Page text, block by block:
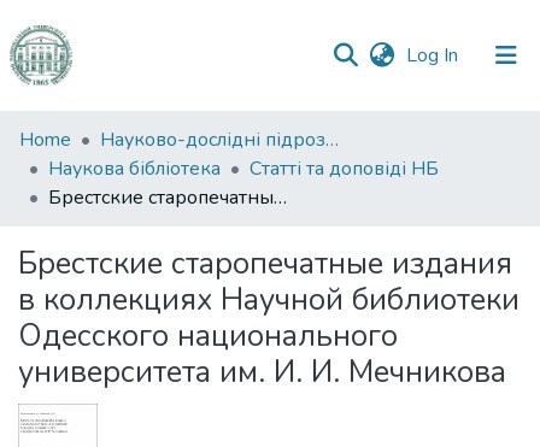
Log In (current)
Communities
&
Collections
Statistics
Home
Науково-дослідні підрозділи
Наукова бібліотека
Статті та доповіді НБ
Брестские старопечатные издания в коллекциях Научной библиотеки Одесского национального университета им. И. И. Мечникова
Брестские старопечатные издания
в коллекциях Научной библиотеки
Одесского национального
университета им. И. И. Мечникова